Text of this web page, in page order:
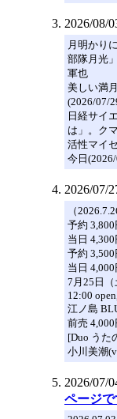
2026/08/
月明かり
部隊月光
軍也
美しい満
(2026/07/
日経サイ
は」。ク
活性マイ
今日
2026/07/
（
予約 3,800
当日 4,300
予約 3,500
当日 4,000
7月25日（
12:00
江ノ島
前売 4,000
[Duo うた
小川美潮
2026/07/
ページで